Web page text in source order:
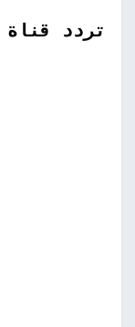
تردد قناة cnbc arabia الجديد على